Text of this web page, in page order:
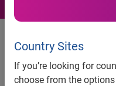
Country Sites
If you’re looking for
choose from the
QAS ID
indispensable
la fraude